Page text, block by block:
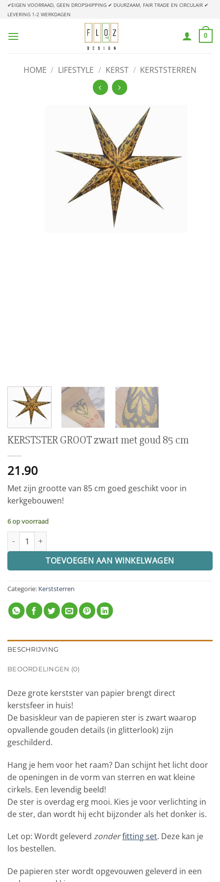
Ga
naar
✔EIGEN VOORRAAD, GEEN DROPSHIPPING ✔ DUURZAAM, FAIR TRADE EN CIRCULAIR ✔
LEVERING 1-2 WERKDAGEN
0
HOME / LIFESTYLE / KERST / KERSTSTERREN
KERSTSTER GROOT zwart met goud 85 cm
21.90
Met zijn grootte van 85 cm goed geschikt voor in
kerkgebouwen!
6 op voorraad
KERSTSTER GROOT zwart met goud 85 cm aantal
TOEVOEGEN AAN WINKELWAGEN
Categorie: Kerststerren
BESCHRIJVING
BEOORDELINGEN (0)
Deze grote kerstster van papier brengt direct
kerstsfeer in huis!
De basiskleur van de papieren ster is zwart waarop
opvallende gouden details (in glitterlook) zijn
geschilderd.
Hang je hem voor het raam? Dan schijnt het licht door
de openingen in de vorm van sterren en wat kleine
cirkels. Een levendig beeld!
De ster is overdag erg mooi. Kies je voor verlichting in
de ster, dan wordt hij echt bijzonder als het donker is.
Let op: Wordt geleverd zonderfitting set. Deze kan je
los bestellen.
De papieren ster wordt opgevouwen geleverd in een